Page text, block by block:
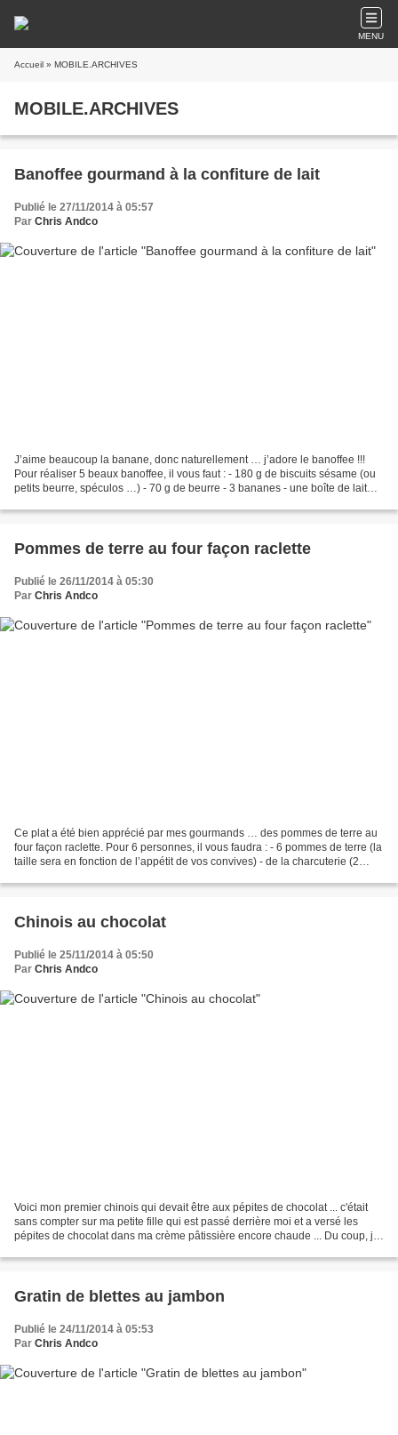
MENU
Accueil » MOBILE.ARCHIVES
MOBILE.ARCHIVES
Banoffee gourmand à la confiture de lait
Publié le 27/11/2014 à 05:57
Par Chris Andco
J’aime beaucoup la banane, donc naturellement … j’adore le banoffee !!!
Pour réaliser 5 beaux banoffee, il vous faut : - 180 g de biscuits sésame (ou
petits beurre, spéculos …) - 70 g de beurre - 3 bananes - une boîte de lait
Pommes de terre au four façon raclette
Publié le 26/11/2014 à 05:30
Par Chris Andco
Ce plat a été bien apprécié par mes gourmands … des pommes de terre au
four façon raclette. Pour 6 personnes, il vous faudra : - 6 pommes de terre (la
taille sera en fonction de l’appétit de vos convives) - de la charcuterie (2
Chinois au chocolat
Publié le 25/11/2014 à 05:50
Par Chris Andco
Voici mon premier chinois qui devait être aux pépites de chocolat ... c'était
sans compter sur ma petite fille qui est passé derrière moi et a versé les
pépites de chocolat dans ma crème pâtissière encore chaude ... Du coup, je
Gratin de blettes au jambon
Publié le 24/11/2014 à 05:53
Par Chris Andco